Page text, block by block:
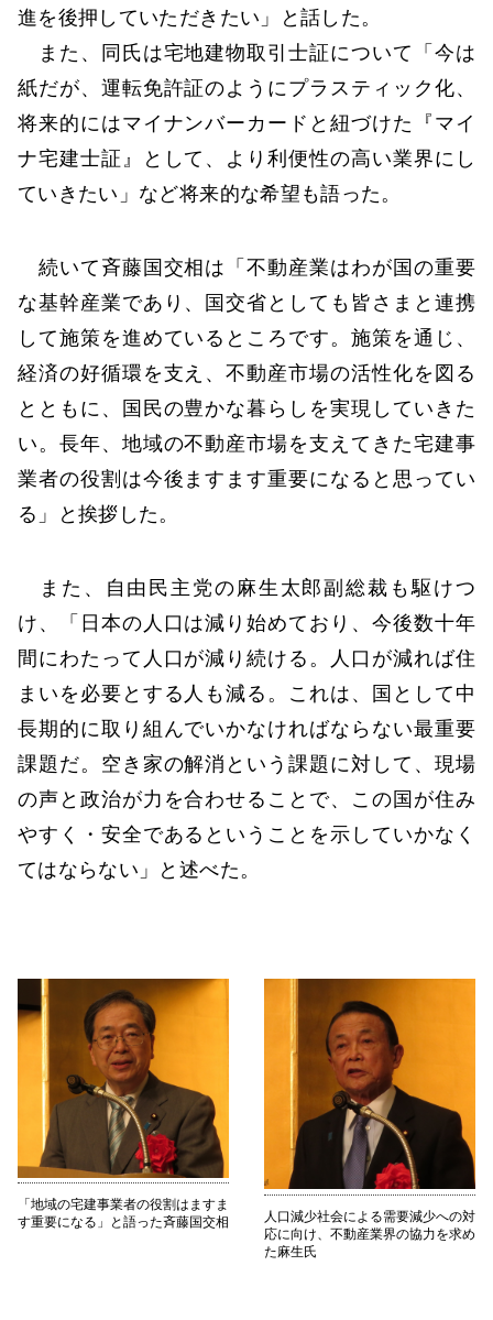
進を後押していただきたい」と話した。
また、同氏は宅地建物取引士証について「今は
紙だが、運転免許証のようにプラスティック化、
将来的にはマイナンバーカードと紐づけた『マイ
ナ宅建士証』として、より利便性の高い業界にし
ていきたい」など将来的な希望も語った。
続いて斉藤国交相は「不動産業はわが国の重要
な基幹産業であり、国交省としても皆さまと連携
して施策を進めているところです。施策を通じ、
経済の好循環を支え、不動産市場の活性化を図る
とともに、国民の豊かな暮らしを実現していきた
い。長年、地域の不動産市場を支えてきた宅建事
業者の役割は今後ますます重要になると思ってい
る」と挨拶した。
また、自由民主党の麻生太郎副総裁も駆けつ
け、「日本の人口は減り始めており、今後数十年
間にわたって人口が減り続ける。人口が減れば住
まいを必要とする人も減る。これは、国として中
長期的に取り組んでいかなければならない最重要
課題だ。空き家の解消という課題に対して、現場
の声と政治が力を合わせることで、この国が住み
やすく・安全であるということを示していかなく
てはならない」と述べた。
「地域の宅建事業者の役割はますま
す重要になる」と語った斉藤国交相
人口減少社会による需要減少への対
応に向け、不動産業界の協力を求め
た麻生氏